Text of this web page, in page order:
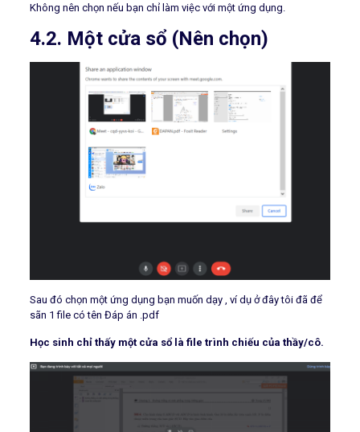
Không nên chọn nếu bạn chỉ làm việc với một ứng dụng.
4.2. Một cửa sổ (Nên chọn)
Sau đó chọn một ứng dụng bạn muốn dạy , ví dụ ở đây tôi đã để
sãn 1 file có tên Đáp án .pdf
Học sinh chỉ thấy một cửa sổ là file trình chiếu của thầy/cô.